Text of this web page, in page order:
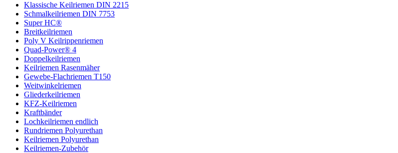
Klassische Keilriemen DIN 2215
Schmalkeilriemen DIN 7753
Super HC®
Breitkeilriemen
Poly V Keilrippenriemen
Quad-Power® 4
Doppelkeilriemen
Keilriemen Rasenmäher
Gewebe-Flachriemen T150
Weitwinkelriemen
Gliederkeilriemen
KFZ-Keilriemen
Kraftbänder
Lochkeilriemen endlich
Rundriemen Polyurethan
Keilriemen Polyurethan
Keilriemen-Zubehör